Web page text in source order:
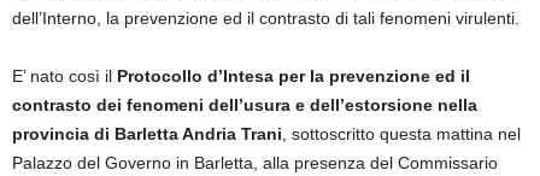
dell’Interno, la prevenzione ed il contrasto di tali fenomeni virulenti.
E’ nato così il Protocollo d’Intesa per la prevenzione ed il
contrasto dei fenomeni dell’usura e dell’estorsione nella
provincia di Barletta Andria Trani , sottoscritto questa mattina nel
Palazzo del Governo in Barletta, alla presenza del Commissario